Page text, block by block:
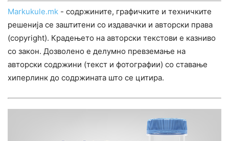
Markukule.mk - содржините, графичките и техничките
решенија се заштитени со издавачки и авторски права
(copyright). Крадењето на авторски текстови е казниво
со закон. Дозволено е делумно превземање на
авторски содржини (текст и фотографии) со ставање
хиперлинк до содржината што се цитира.